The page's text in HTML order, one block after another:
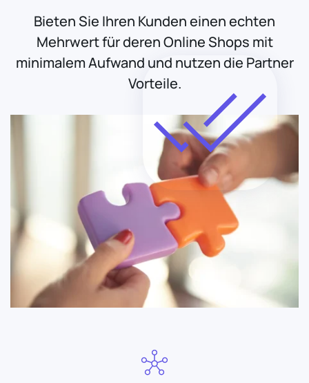
Bieten Sie Ihren Kunden einen echten
Mehrwert für deren Online Shops mit
minimalem Aufwand und nutzen die Partner
Vorteile.